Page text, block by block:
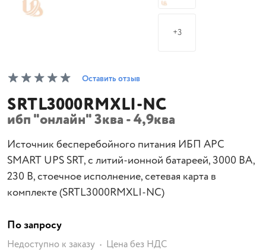
+3
Оставить отзыв
SRTL3000RMXLI-NC
ибп "онлайн" 3ква - 4,9ква
Источник бесперебойного питания ИБП APC
SMART UPS SRT, с литий-ионной батареей, 3000 ВА,
230 В, стоечное исполнение, сетевая карта в
комплекте (SRTL3000RMXLI-NC)
По запросу
Недоступно к заказу Цена без НДС